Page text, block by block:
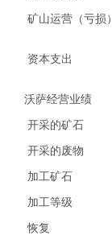
矿山运营（亏损
资本支出
沃萨经营业绩
开采的矿石
开采的废物
加工矿石
加工等级
恢复